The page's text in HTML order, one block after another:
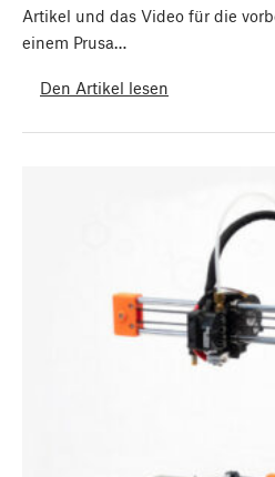
Artikel und das Video für die
einem Prusa…
Den Artikel lesen